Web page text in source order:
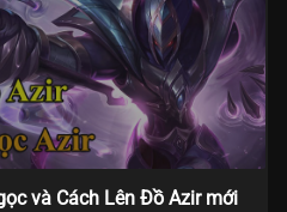
và Cách Lên Đồ Azir mới